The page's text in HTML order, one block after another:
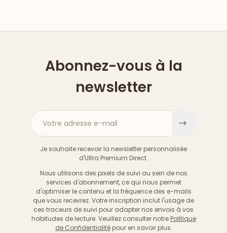
Abonnez-vous à la
newsletter
Votre adresse e-mail
Je souhaite recevoir la newsletter personnalisée
d'Ultra Premium Direct.
Nous utilisons des pixels de suivi au sein de nos
services d'abonnement, ce qui nous permet
d'optimiser le contenu et la fréquence des e-mails
que vous recevrez. Votre inscription inclut l'usage de
ces traceurs de suivi pour adapter nos envois à vos
habitudes de lecture. Veuillez consulter notre Politique
de Confidentialitépour en savoir plus.